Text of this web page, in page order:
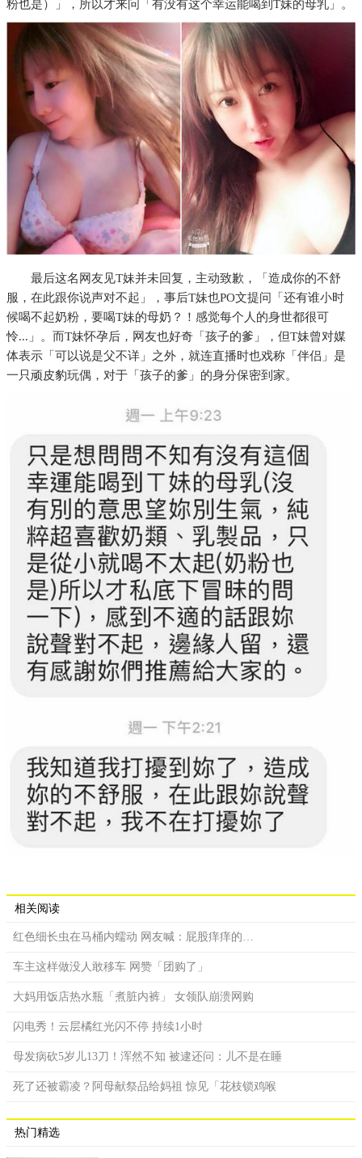
粉也是）」，所以才来问「有没有这个幸运能喝到T妹的母乳」。
最后这名网友见T妹并未回复，主动致歉，「造成你的不舒
服，在此跟你说声对不起」，事后T妹也PO文提问「还有谁小时
候喝不起奶粉，要喝T妹的母奶？！感觉每个人的身世都很可
怜...」。而T妹怀孕后，网友也好奇「孩子的爹」，但T妹曾对媒
体表示「可以说是父不详」之外，就连直播时也戏称「伴侣」是
一只顽皮豹玩偶，对于「孩子的爹」的身分保密到家。
相关阅读
红色细长虫在马桶内蠕动 网友喊：屁股痒痒的…
车主这样做没人敢移车 网赞「团购了」
大妈用饭店热水瓶「煮脏内裤」 女领队崩溃网购
闪电秀！云层橘红光闪不停 持续1小时
母发病砍5岁儿13刀！浑然不知 被逮还问：儿不是在睡
死了还被霸凌？阿母献祭品给妈祖 惊见「花枝锁鸡喉
热门精选